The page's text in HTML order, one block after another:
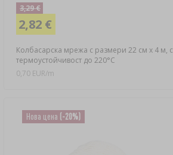
Колбасарска мрежа с размери 22 см x 4 м, с
термоустойчивост до 220°C
3,29 €
2,82 €
0,70 EUR/m
Нова цена (-20%)